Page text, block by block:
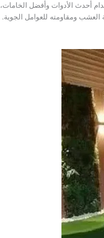
أحدث الأدوات وأفضل الخامات،
ومقاومته للعوامل الجوية.